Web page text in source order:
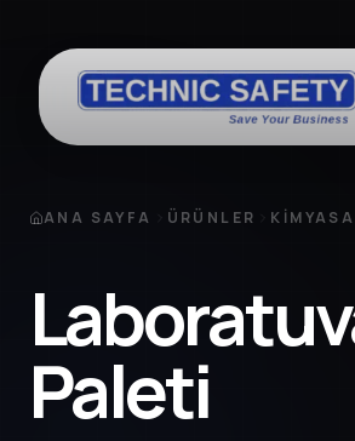
ANA SAYFA ÜRÜNLER
Paleti